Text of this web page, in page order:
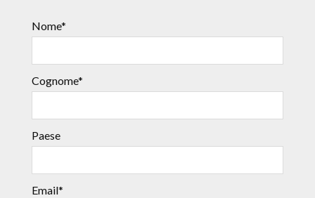
Nome*
Cognome*
Paese
Email*